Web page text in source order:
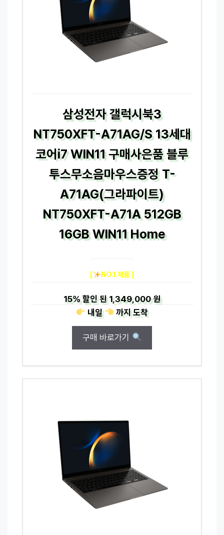
삼성전자 갤럭시북3
NT750XFT-A71AG/S 13세대
코어i7 WIN11 구매사은품 블루
투스무소음마우스증정 T-
A71AG(그라파이트)
NT750XFT-A71A 512GB
16GB WIN11 Home
[ NO.1 제품 ]
15%할인 된1,349,000 원
내일
까지도착
구매 바로가기